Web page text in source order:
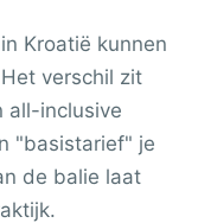
Kroatië kunnen
verschil zit
all-inclusive
"basistarief" je
de balie laat